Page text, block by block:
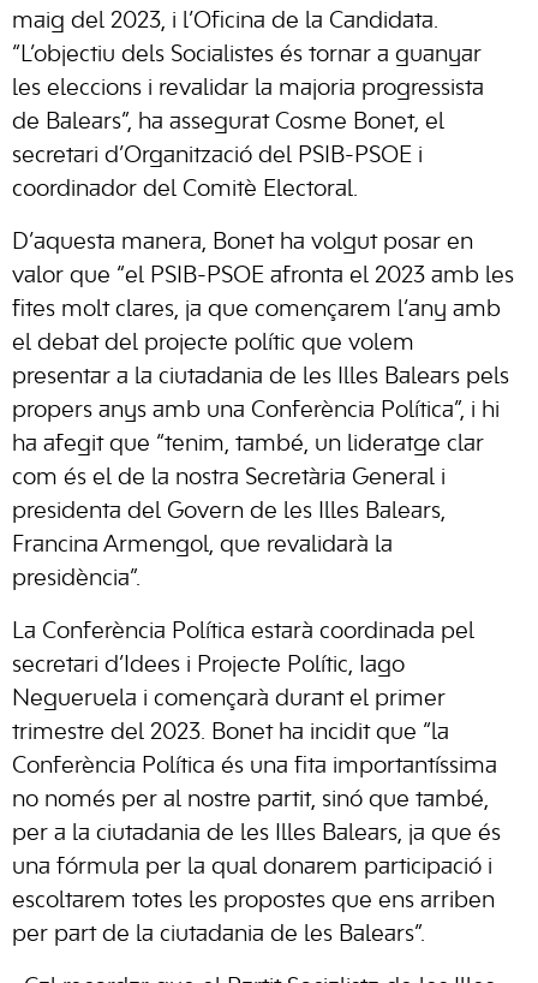
maig del 2023, i l’Oficina de la Candidata.
“L’objectiu dels Socialistes és tornar a guanyar
les eleccions i revalidar la majoria progressista
de Balears”, ha assegurat Cosme Bonet, el
secretari d’Organització del PSIB-PSOE i
coordinador del Comitè Electoral.
D’aquesta manera, Bonet ha volgut posar en
valor que “el PSIB-PSOE afronta el 2023 amb les
fites molt clares, ja que començarem l’any amb
el debat del projecte polític que volem
presentar a la ciutadania de les Illes Balears pels
propers anys amb una Conferència Política”, i hi
ha afegit que “tenim, també, un lideratge clar
com és el de la nostra Secretària General i
presidenta del Govern de les Illes Balears,
Francina Armengol, que revalidarà la
presidència”.
La Conferència Política estarà coordinada pel
secretari d’Idees i Projecte Polític, Iago
Negueruela i començarà durant el primer
trimestre del 2023. Bonet ha incidit que “la
Conferència Política és una fita importantíssima
no només per al nostre partit, sinó que també,
per a la ciutadania de les Illes Balears, ja que és
una fórmula per la qual donarem participació i
escoltarem totes les propostes que ens arriben
per part de la ciutadania de les Balears”.